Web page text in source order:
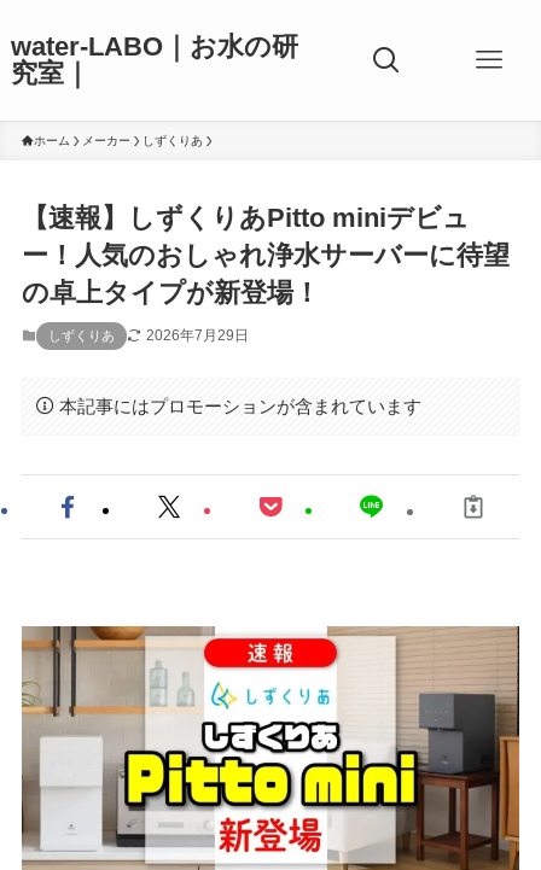
water-LABO｜お水の研
究室｜
ホーム メーカー しずくりあ
【速報】しずくりあPitto miniデビュ
ー！人気のおしゃれ浄水サーバーに待望
の卓上タイプが新登場！
しずくりあ 2026年7月29日
本記事にはプロモーションが含まれています